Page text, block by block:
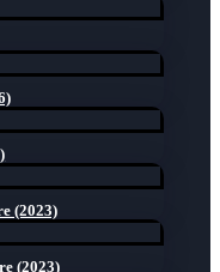
(2023)
(2023)